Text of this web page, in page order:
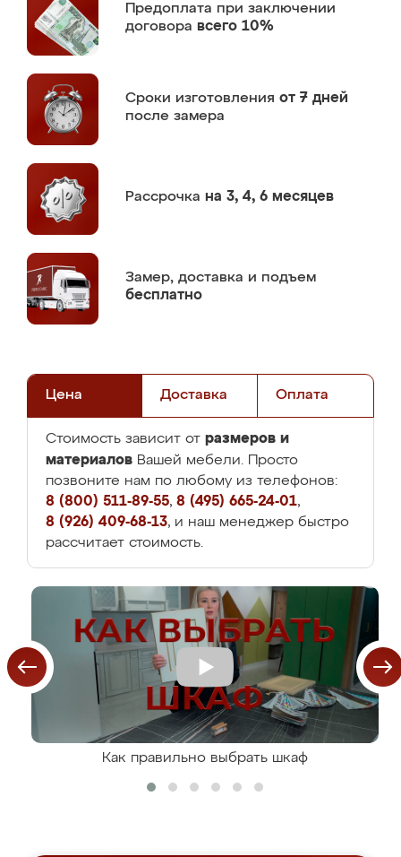
Предоплата при заключении
договора всего 10%
Сроки изготовления от 7 дней
после замера
Рассрочка на 3, 4, 6 месяцев
Замер, доставка и подъем
бесплатно
Цена Доставка Оплата
Стоимость зависит от размеров и
материалов Вашей мебели. Просто
позвоните нам по любому из телефонов:
8 (800) 511-89-55, 8 (495) 665-24-01,
8 (926) 409-68-13, и наш менеджер быстро
рассчитает стоимость.
Как правильно выбрать шкаф